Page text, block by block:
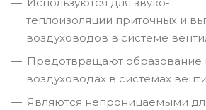
теплоизоляции приточных и
воздуховодов в системе
Предотвращают образование
воздуховодах в системах
Являются непроницаемыми